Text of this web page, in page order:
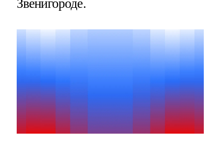
Звенигороде.